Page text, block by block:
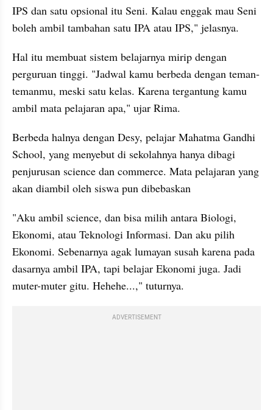
IPS dan satu opsional itu Seni. Kalau enggak mau Seni
boleh ambil tambahan satu IPA atau IPS," jelasnya.
Hal itu membuat sistem belajarnya mirip dengan
perguruan tinggi. "Jadwal kamu berbeda dengan teman-
temanmu, meski satu kelas. Karena tergantung kamu
ambil mata pelajaran apa," ujar Rima.
Berbeda halnya dengan Desy, pelajar Mahatma Gandhi
School, yang menyebut di sekolahnya hanya dibagi
penjurusan science dan commerce. Mata pelajaran yang
akan diambil oleh siswa pun dibebaskan
"Aku ambil science, dan bisa milih antara Biologi,
Ekonomi, atau Teknologi Informasi. Dan aku pilih
Ekonomi. Sebenarnya agak lumayan susah karena pada
dasarnya ambil IPA, tapi belajar Ekonomi juga. Jadi
muter-muter gitu. Hehehe...," tuturnya.
ADVERTISEMENT